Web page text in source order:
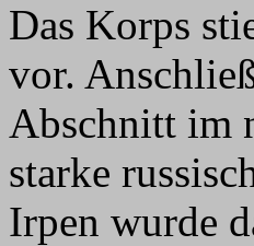
Das Korps
vor.
Abschnitt im
starke
Irpen wurde